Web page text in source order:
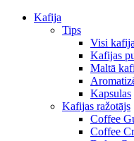
Kafija
Tips
Visi
Kafijas
Maltā
Kapsulas
Kafijas ražotājs
Coffee
Coffee